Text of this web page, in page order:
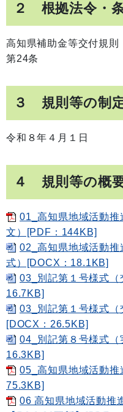
２ 根拠法令・
高知県補助金等交付規則
第24条
３ 規則等の制
令和８年４月１日
４ 規則等の概
01_高知県地域活動推
文）[PDF：144KB]
02_高知県地域活動推
式）[DOCX：18.1KB]
03_別記第１号様式（
16.7KB]
03_別記第１号様式（
[DOCX：26.5KB]
04_別記第８号様式（
16.3KB]
05_高知県地域活動推
75.3KB]
06 高知県地域活動推